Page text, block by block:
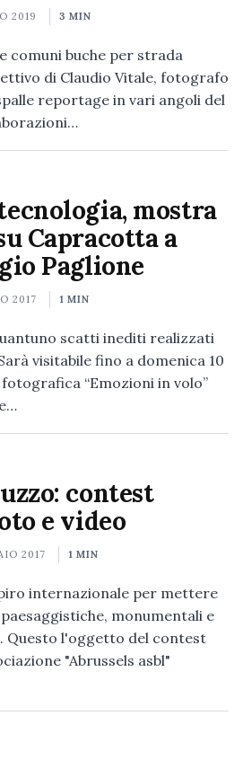
2019 3 MIN
comuni buche per strada
di Claudio Vitale, fotografo
reportage in vari angoli del
mostra
Capracotta a
Paglione
2017 1 MIN
scatti inediti realizzati
visitabile fino a domenica 10
“Emozioni in volo”
contest
e video
2017 1 MIN
internazionale per mettere
monumentali e
Questo l'oggetto del contest
"Abrussels asbl"